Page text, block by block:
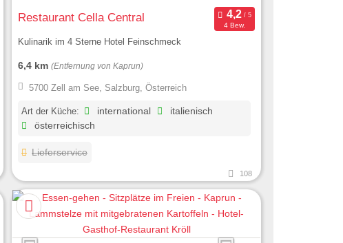
Restaurant Cella Central
4 Bew.
Kulinarik im 4 Sterne Hotel Feinschmeck
6,4 km (Entfernung von Kaprun)
5700 Zell am See, Salzburg, Österreich
Art der Küche: international
italienisch
österreichisch
Lieferservice
108